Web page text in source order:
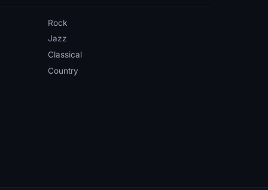
Rock
Jazz
Classical
Country